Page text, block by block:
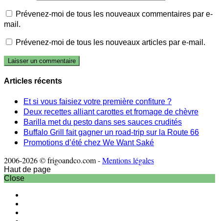
Prévenez-moi de tous les nouveaux commentaires par e-
mail.
Prévenez-moi de tous les nouveaux articles par e-mail.
Articles récents
Et si vous faisiez votre première confiture ?
Deux recettes alliant carottes et fromage de chèvre
Barilla met du pesto dans ses sauces crudités
Buffalo Grill fait gagner un road-trip sur la Route 66
Promotions d’été chez We Want Saké
2006-2026 © frigoandco.com -Mentions légales
Haut de page
Close